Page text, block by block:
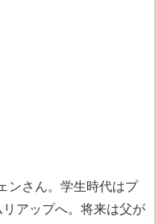
ンさん。学生時代はプ
アップへ。将来は父が